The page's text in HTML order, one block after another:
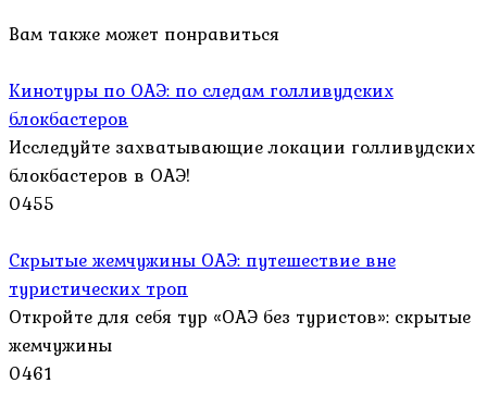
Вам также может понравиться
Кинотуры по ОАЭ: по следам голливудских
блокбастеров
Исследуйте захватывающие локации голливудских
блокбастеров в ОАЭ!
0455
Скрытые жемчужины ОАЭ: путешествие вне
туристических троп
Откройте для себя тур «ОАЭ без туристов»: скрытые
жемчужины
0461